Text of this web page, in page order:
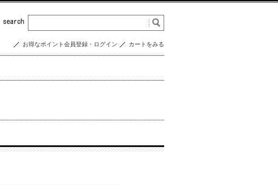
お得なポイント会員登録・ログイン カートをみる